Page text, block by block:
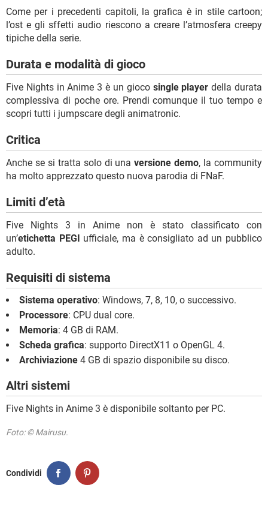
Come per i precedenti capitoli, la grafica è in stile cartoon;
l’ost e gli sffetti audio riescono a creare l’atmosfera creepy
tipiche della serie.
Durata e modalità di gioco
Five Nights in Anime 3 è un gioco single player della durata
complessiva di poche ore. Prendi comunque il tuo tempo e
scopri tutti i jumpscare degli animatronic.
Critica
Anche se si tratta solo di unaversione demo, la community
ha molto apprezzato questo nuova parodia di FNaF.
Limiti d’età
Five Nights 3 in Anime non è stato classificato con
un’etichetta PEGI
ufficiale, ma è consigliato ad un pubblico
adulto.
Requisiti di sistema
Sistema operativo: Windows, 7, 8, 10, o successivo.
Processore: CPU dual core.
Memoria: 4 GB di RAM.
Scheda grafica: supporto DirectX11 o OpenGL 4.
Archiviazione 4 GB di spazio disponibile su disco.
Altri sistemi
Five Nights in Anime 3 è disponibile soltanto per PC.
Foto: © Mairusu.
Condividi